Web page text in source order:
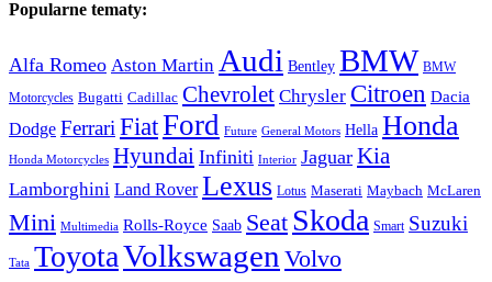
Popularne tematy:
Alfa Romeo Aston Martin Audi Bentley BMW BMW
Motorcycles Bugatti Cadillac Chevrolet Chrysler Citroen Dacia
Dodge Ferrari FiatFord Future General Motors Hella Honda
Honda Motorcycles Hyundai Infiniti Interior Jaguar Kia
Lamborghini Land Rover Lexus Lotus Maserati Maybach McLaren
Mini Multimedia Rolls-Royce Saab Seat Skoda Smart Suzuki
Tata ToyotaVolkswagen Volvo